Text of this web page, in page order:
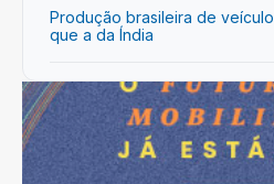
Produção brasileira de
que a da Índia